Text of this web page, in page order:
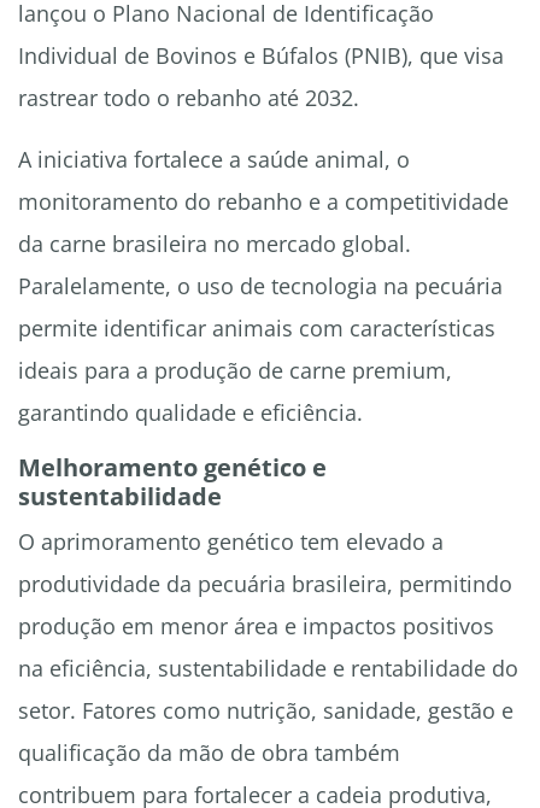
lançou o Plano Nacional de Identificação
Individual de Bovinos e Búfalos (PNIB), que visa
rastrear todo o rebanho até 2032.
A iniciativa fortalece a saúde animal, o
monitoramento do rebanho e a competitividade
da carne brasileira no mercado global.
Paralelamente, o uso de tecnologia na pecuária
permite identificar animais com características
ideais para a produção de carne premium,
garantindo qualidade e eficiência.
Melhoramento genético e
sustentabilidade
O aprimoramento genético tem elevado a
produtividade da pecuária brasileira, permitindo
produção em menor área e impactos positivos
na eficiência, sustentabilidade e rentabilidade do
setor. Fatores como nutrição, sanidade, gestão e
qualificação da mão de obra também
contribuem para fortalecer a cadeia produtiva,